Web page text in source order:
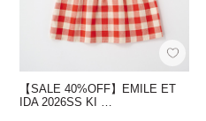
【SALE 40%OFF】EMILE ET
IDA 2026SS KI …